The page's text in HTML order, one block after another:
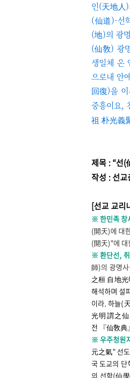
인(天地人
(仙道)·선
(地)의 광
(仙敎) 광
생일체 온
으로내 안
回復)을
중흥이요,
祖 朴光義
제목 : “선(
작성 : 선
[선교 교리
※ 한민족 창
(開天)에 대
(開天)"에 대
※ 환단선,
師)의 광명
之桓 自地
해석하며 설
이라.하늘(
光明謂之仙
전
『仙敎典』
※ 우주청원
元之氣” 선
국 도교의
의 선학(仙